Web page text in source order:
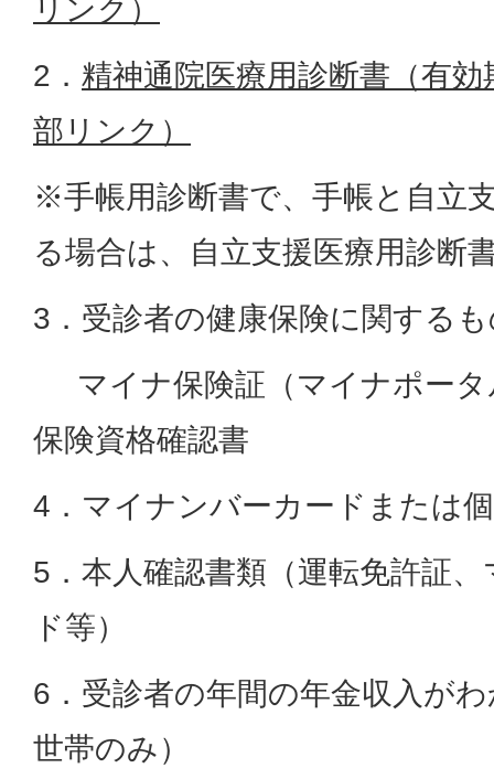
リンク）
2． 精神通院医療用診断書（有
部リンク）
※手帳用診断書で、手帳と自立
る場合は、自立支援医療用診断
3．受診者の健康保険に関する
マイナ保険証（マイナポータ
保険資格確認書
4．マイナンバーカードまたは
5．本人確認書類（運転免許証
ド等）
6．受診者の年間の年金収入が
世帯のみ）